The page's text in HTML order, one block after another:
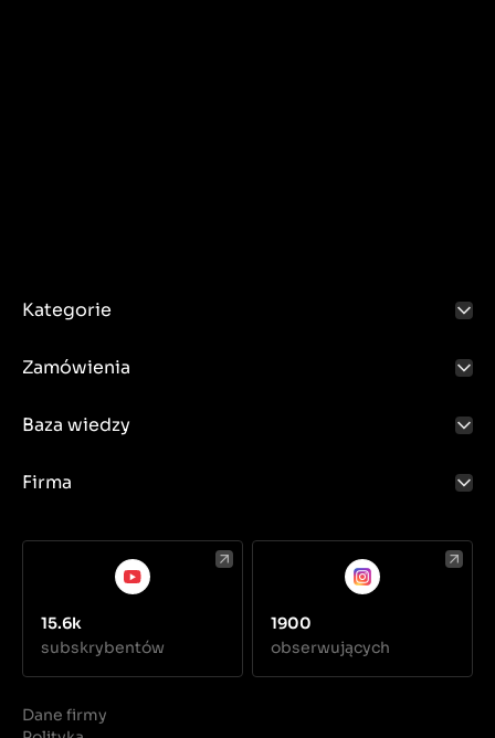
Kategorie
Zamówienia
Baza wiedzy
Firma
15.6k
subskrybentów
1900
obserwujących
Dane firmy